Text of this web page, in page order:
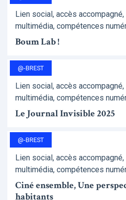
Lien social, accès
multimédia, compétences
Boum Lab !
@-BREST
Lien social, accès
multimédia, compétences
Le Journal Invisible 2025
@-BREST
Lien social, accès
multimédia, compétences
Ciné ensemble, Une
habitants